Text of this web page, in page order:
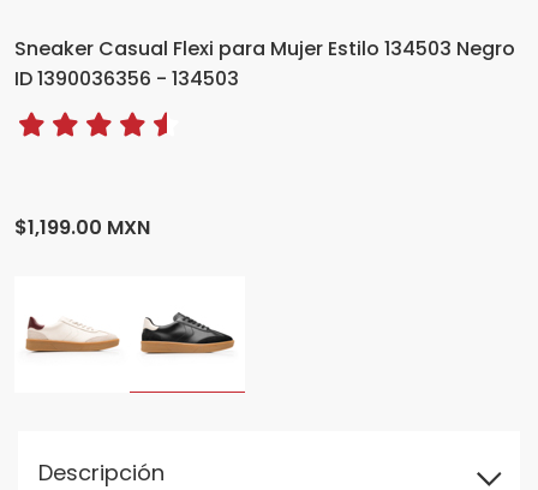
Sneaker Casual Flexi para Mujer Estilo 134503 Negro
ID 1390036356 - 134503
$1,199.00 MXN
Descripción